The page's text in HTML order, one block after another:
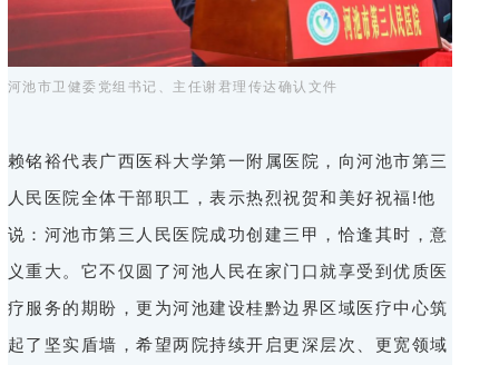
河池市卫健委党组书记、主任谢君理传达确认文件
赖铭裕代表广西医科大学第一附属医院，向河池市第三
人民医院全体干部职工，表示热烈祝贺和美好祝福!他
说：河池市第三人民医院成功创建三甲，恰逢其时，意
义重大。它不仅圆了河池人民在家门口就享受到优质医
疗服务的期盼，更为河池建设桂黔边界区域医疗中心筑
起了坚实盾墙，希望两院持续开启更深层次、更宽领域